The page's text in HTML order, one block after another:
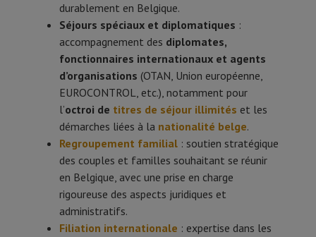
durablement en Belgique.
Séjours spéciaux et diplomatiques :
accompagnement des diplomates,
fonctionnaires internationaux et agents
d’organisations (OTAN, Union européenne,
EUROCONTROL, etc.), notamment pour
l’octroi de titres de séjour illimités et les
démarches liées à la nationalité belge.
Regroupement familial : soutien stratégique
des couples et familles souhaitant se réunir
en Belgique, avec une prise en charge
rigoureuse des aspects juridiques et
administratifs.
Filiation internationale : expertise dans les